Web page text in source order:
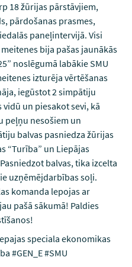
18 žūrijas pārstāvjiem,
pārdošanas prasmes,
paneļintervijā. Visi
bija pašas jaunākās
noslēgumā labākie SMU
izturēja vērtēšanas
iegūstot 2 simpātiju
un piesakot sevi, kā
peļņu nesošiem un
balvas pasniedza žūrijas
“Turība” un Liepājas
balvas, tika izcelta
uzņēmējdarbības soļi.
komanda lepojas ar
pašā sākumā! Paldies
speciala ekonomikas
#GEN_E #SMU